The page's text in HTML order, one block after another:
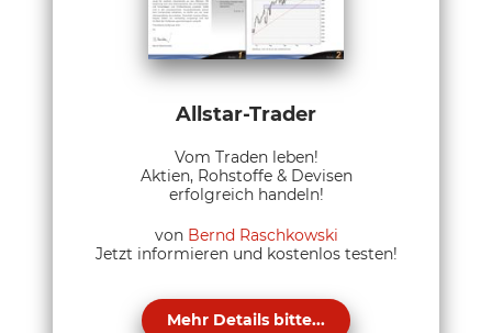
Allstar-Trader
Vom Traden leben!
Aktien, Rohstoffe & Devisen
erfolgreich handeln!
von Bernd Raschkowski
Jetzt informieren und kostenlos testen!
Mehr Details bitte...